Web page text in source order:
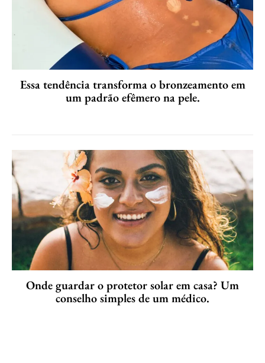
Essa tendência transforma o bronzeamento em
um padrão efêmero na pele.
Onde guardar o protetor solar em casa? Um
conselho simples de um médico.